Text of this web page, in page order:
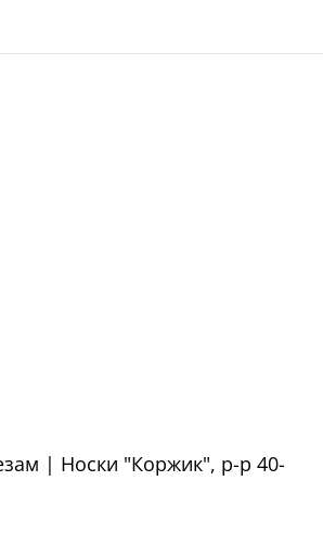
| Носки "Коржик", р-р 40-